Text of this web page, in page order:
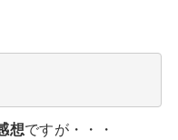
想ですが・・・